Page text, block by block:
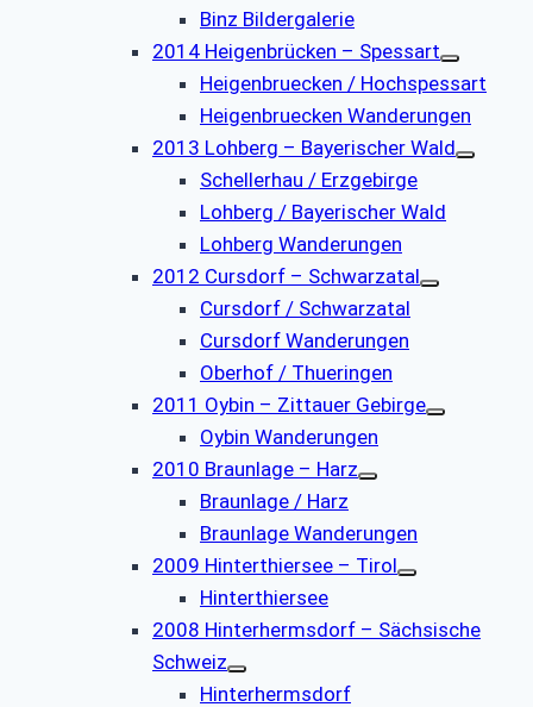
Binz Bildergalerie
2014 Heigenbrücken – Spessart
Heigenbruecken / Hochspessart
Heigenbruecken Wanderungen
2013 Lohberg – Bayerischer Wald
Schellerhau / Erzgebirge
Lohberg / Bayerischer Wald
Lohberg Wanderungen
2012 Cursdorf – Schwarzatal
Cursdorf / Schwarzatal
Cursdorf Wanderungen
Oberhof / Thueringen
2011 Oybin – Zittauer Gebirge
Oybin Wanderungen
2010 Braunlage – Harz
Braunlage / Harz
Braunlage Wanderungen
2009 Hinterthiersee – Tirol
Hinterthiersee
2008 Hinterhermsdorf – Sächsische
Schweiz
Hinterhermsdorf